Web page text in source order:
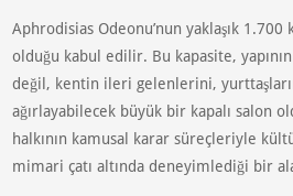
Aphrodisias Odeonu’nun yaklaşık
olduğu kabul edilir. Bu kapasite,
değil, kentin ileri gelenlerini,
ağırlayabilecek büyük bir kapalı salon
halkının kamusal karar süreçleriyle
mimari çatı altında deneyimlediği bir